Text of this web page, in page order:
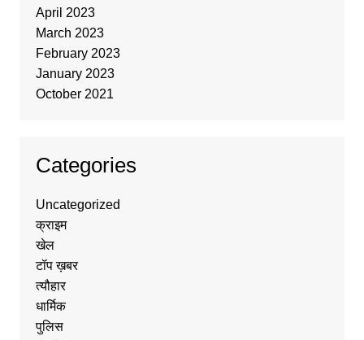
April 2023
March 2023
February 2023
January 2023
October 2021
Categories
Uncategorized
क्राइम
खेल
टॉप ख़बर
त्यौहार
धार्मिक
पुलिस